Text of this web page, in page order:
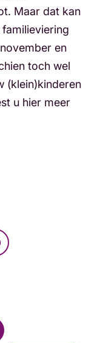
Maar dat kan
en
toch wel
(klein)kinderen
u hier meer